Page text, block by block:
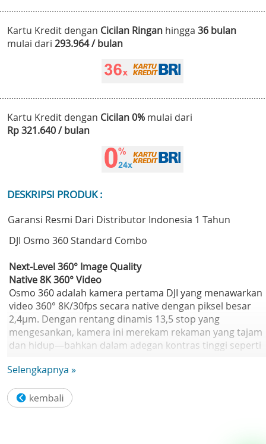
Kartu Kredit dengan Cicilan Ringan hingga 36 bulan
mulai dari 293.964 / bulan
Kartu Kredit dengan Cicilan 0% mulai dari
Rp 321.640 / bulan
DESKRIPSI PRODUK :
Garansi Resmi Dari Distributor Indonesia 1 Tahun
DJI Osmo 360 Standard Combo
Next-Level 360° Image Quality
Native 8K 360° Video
Osmo 360 adalah kamera pertama DJI yang menawarkan
video 360° 8K/30fps secara native dengan piksel besar
2,4µm. Dengan rentang dinamis 13,5 stop yang
mengesankan, kamera ini merekam rekaman yang tajam
dan hidup—bahkan dalam adegan kontras tinggi seperti
dengan dukungan untuk video 360° 8K/50fps
kamera 360°.
Selengkapnya »